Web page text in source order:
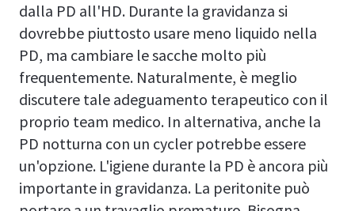
dalla PD all'HD. Durante la gravidanza si
dovrebbe piuttosto usare meno liquido nella
PD, ma cambiare le sacche molto più
frequentemente. Naturalmente, è meglio
discutere tale adeguamento terapeutico con il
proprio team medico. In alternativa, anche la
PD notturna con un cycler potrebbe essere
un'opzione. L'igiene durante la PD è ancora più
importante in gravidanza. La peritonite può